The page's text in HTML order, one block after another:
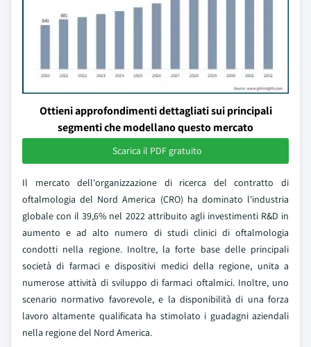
Ottieni approfondimenti dettagliati sui principali
segmenti che modellano questo mercato
Scarica il PDF gratuito
Il mercato dell'organizzazione di ricerca del contratto di
oftalmologia del Nord America (CRO) ha dominato l'industria
globale con il 39,6% nel 2022 attribuito agli investimenti R&D in
aumento e ad alto numero di studi clinici di oftalmologia
condotti nella regione. Inoltre, la forte base delle principali
società di farmaci e dispositivi medici della regione, unita a
numerose attività di sviluppo di farmaci oftalmici. Inoltre, uno
scenario normativo favorevole, e la disponibilità di una forza
lavoro altamente qualificata ha stimolato i guadagni aziendali
nella regione del Nord America.